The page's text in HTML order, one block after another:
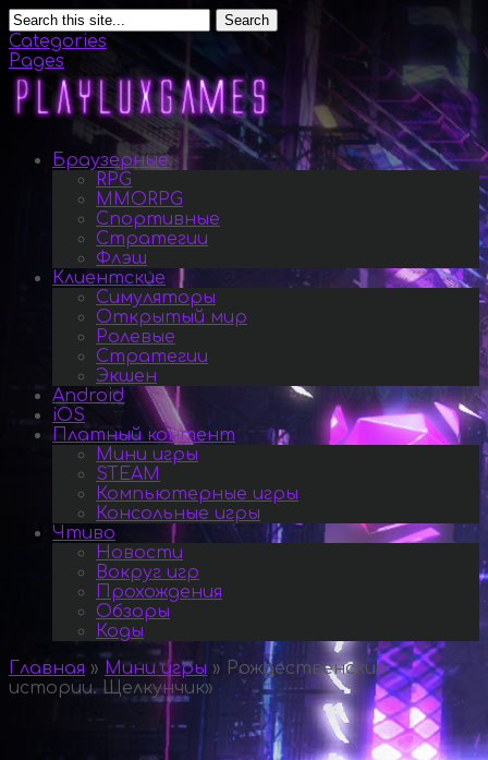
Search
Categories
Pages
Браузерные
RPG
MMORPG
Спортивные
Стратегии
Флэш
Клиентские
Симуляторы
Открытый мир
Ролевые
Стратегии
Экшен
Android
iOS
Платный контент
Мини игры
STEAM
Компьютерные игры
Консольные игры
Чтиво
Новости
Вокруг игр
Прохождения
Обзоры
Коды
Главная » Мини игры » Рождественские
истории. Щелкунчик»